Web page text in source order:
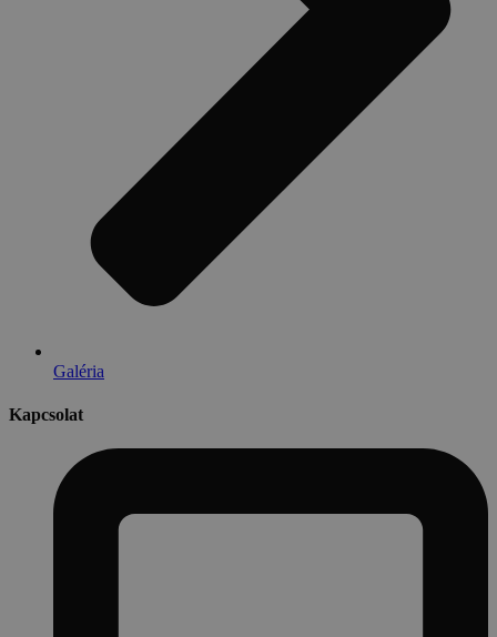
Galéria
Kapcsolat